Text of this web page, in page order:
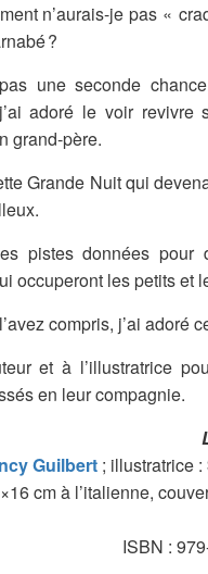
n’aurais-je pas «
?
une seconde
adoré le voir revivre
grand-père.
Grande Nuit qui
pistes données pour
occuperont les petits et
compris, j’ai adoré
et à l’illustratrice
en leur compagnie.
Guilbert ; illustratrice :
cm à l’italienne,
ISBN :